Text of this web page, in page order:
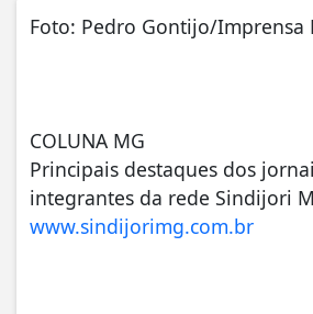
Foto: Pedro Gontijo/Imprensa
COLUNA MG
Principais destaques dos
integrantes da rede Sindijori
www.sindijorimg.com.br